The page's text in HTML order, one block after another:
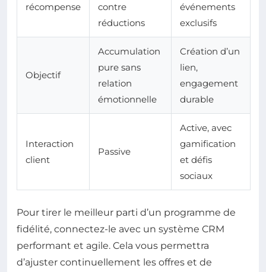
récompense
contre
réductions
événements
exclusifs
Objectif
Accumulation
pure sans
relation
émotionnelle
Création d’un
lien,
engagement
durable
Interaction
client
Passive
Active, avec
gamification
et défis
sociaux
Pour tirer le meilleur parti d’un programme de
fidélité, connectez-le avec un système CRM
performant et agile. Cela vous permettra
d’ajuster continuellement les offres et de